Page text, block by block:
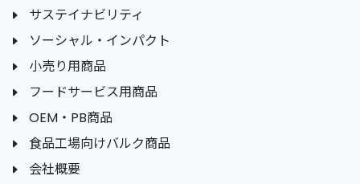
サステイナビリティ
ソーシャル・インパクト
小売り用商品
フードサービス用商品
OEM・PB商品
食品工場向けバルク商品
会社概要